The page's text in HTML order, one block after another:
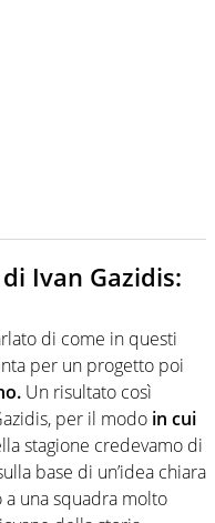
Ivan Gazidis:
di come in questi
per un progetto poi
Un risultato così
per il modo in cui
stagione credevamo di
base di un’idea chiara
una squadra molto